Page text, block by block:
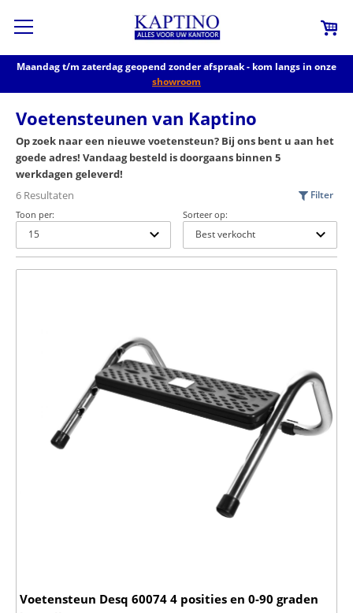
Maandag t/m zaterdag geopend zonder afspraak - kom langs in onze
showroom
Voetensteunen van Kaptino
Op zoek naar een nieuwe voetensteun? Bij ons bent u aan het
goede adres! Vandaag besteld is doorgaans binnen 5
werkdagen geleverd!
6 Resultaten
Filter
Toon per:
Sorteer op:
Voetensteun Desq 60074 4 posities en 0-90 graden